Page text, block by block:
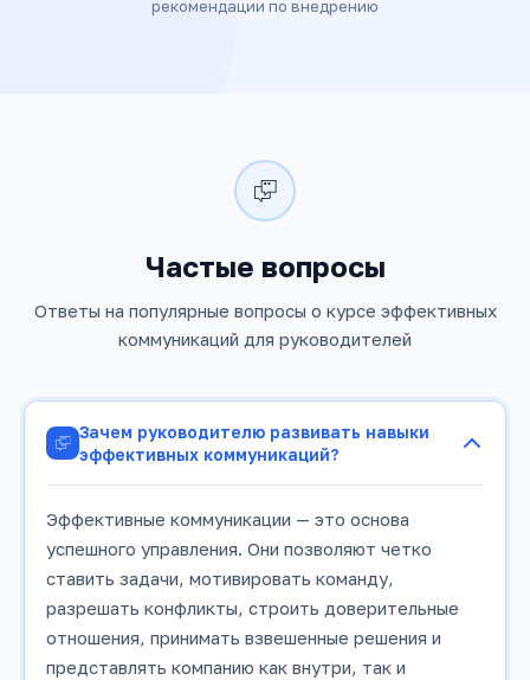
рекомендации по внедрению
Частые вопросы
Ответы на популярные вопросы о курсе эффективных
коммуникаций для руководителей
Зачем руководителю развивать навыки
эффективных коммуникаций?
Эффективные коммуникации — это основа
успешного управления. Они позволяют четко
ставить задачи, мотивировать команду,
разрешать конфликты, строить доверительные
отношения, принимать взвешенные решения и
представлять компанию как внутри, так и